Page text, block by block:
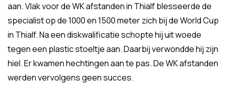
aan. Vlak voor de WK afstanden in Thialf blesseerde de
specialist op de 1000 en 1500 meter zich bij de World Cup
in Thialf. Na een diskwalificatie schopte hij uit woede
tegen een plastic stoeltje aan. Daarbij verwondde hij zijn
hiel. Er kwamen hechtingen aan te pas. De WK afstanden
werden vervolgens geen succes.